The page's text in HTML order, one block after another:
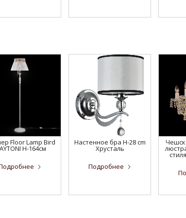
Floor Lamp Bird
H-164см
Настенное бра H-28 cm
Хрусталь
Подробнее